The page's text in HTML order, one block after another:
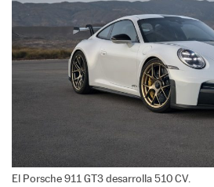
El Porsche 911 GT3 desarrolla 510 CV.